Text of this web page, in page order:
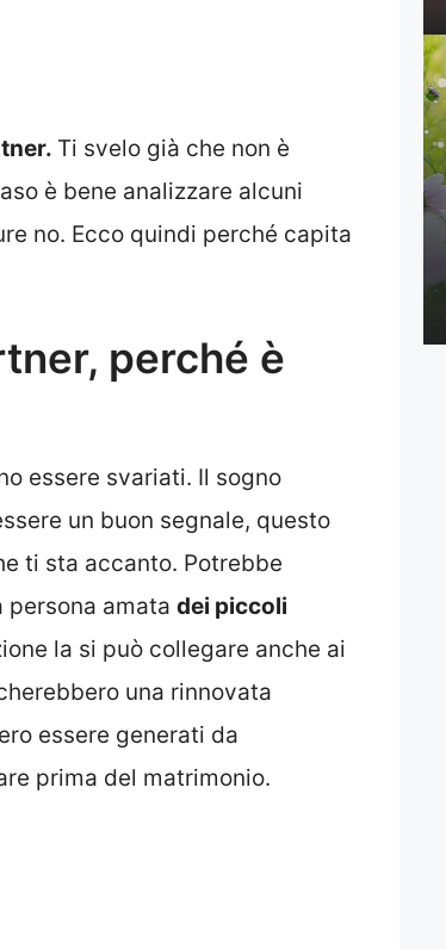
Ti svelo già che non è
è bene analizzare alcuni
no. Ecco quindi perché capita
perché è
essere svariati. Il sogno
un buon segnale, questo
ti sta accanto. Potrebbe
persona amata dei piccoli
la si può collegare anche ai
una rinnovata
essere generati da
prima del matrimonio.